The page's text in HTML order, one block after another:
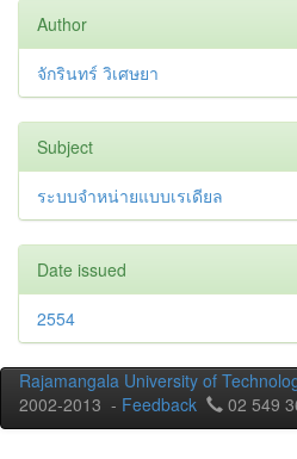
Author
จักรินทร์ วิเศษยา
Subject
ระบบจำหน่ายแบบเรเดียล
Date issued
2554
Rajamangala University of
2002-2013 - Feedback 02 549